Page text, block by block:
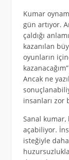
Kumar
gün artıyor.
çaldığı
kazanılan
oyunların
Ancak ne
insanları zor
Sanal
açabiliyor.
isteğiyle